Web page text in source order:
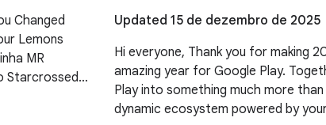
Changed
Lemons
MR
Starcrossed
Updated 15 de dezembro de 2025
Hi everyone, Thank you for making
amazing year for Google Play.
Play into something much more
dynamic ecosystem powered by